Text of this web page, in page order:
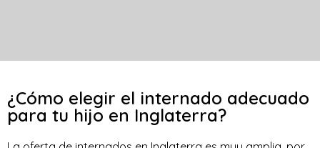
¿Cómo elegir el internado adecuado
para tu hijo en Inglaterra?